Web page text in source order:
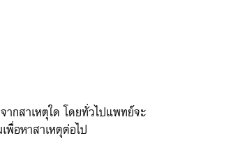
ากสาเหตุใด โดยทั่วไปแพทย์จะ
พื่อหาสาเหตุต่อไป